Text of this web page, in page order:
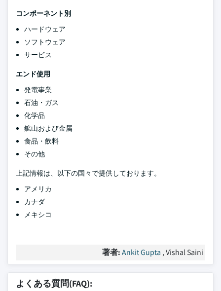
コンポーネント別
ハードウェア
ソフトウェア
サービス
エンド使用
発電事業
石油・ガス
化学品
鉱山および金属
食品・飲料
その他
上記情報は、以下の国々で提供しております。
アメリカ
カナダ
メキシコ
著者:Ankit Gupta , Vishal Saini
よくある質問(FAQ):